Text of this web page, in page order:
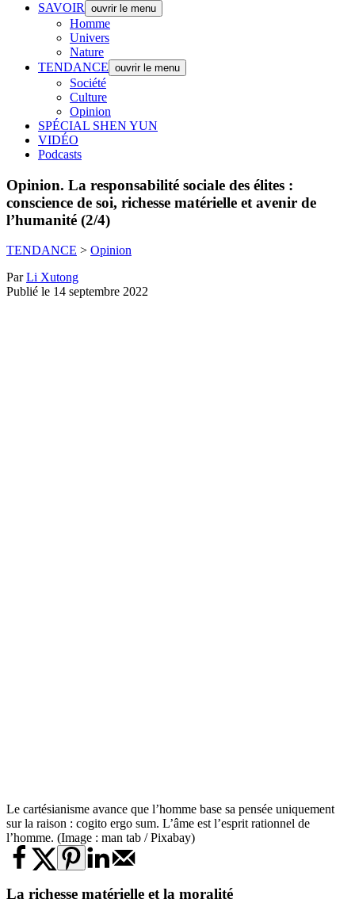
SAVOIR
ouvrir le menu
Homme
Univers
Nature
TENDANCE ouvrir le menu
Société
Culture
Opinion
SPÉCIAL SHEN YUN
VIDÉO
Podcasts
Opinion. La responsabilité sociale des élites :
conscience de soi, richesse matérielle et avenir de
l’humanité (2/4)
TENDANCE > Opinion
ParLi Xutong
Publié le 14 septembre 2022
Le cartésianisme avance que l’homme base sa pensée uniquement
sur la raison : cogito ergo sum. L’âme est l’esprit rationnel de
l’homme. (Image : man tab / Pixabay)
La richesse matérielle et la moralité